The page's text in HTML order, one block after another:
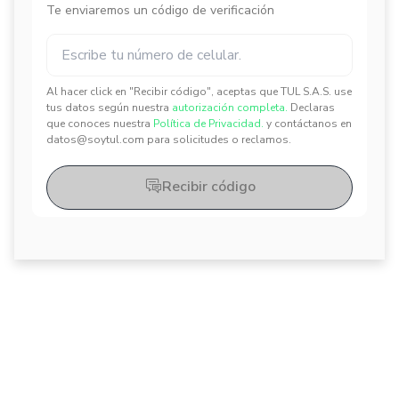
Te enviaremos un código de verificación
Al hacer click en "Recibir código", aceptas que TUL S.A.S. use
tus datos según nuestra autorización completa. Declaras
que conoces nuestra Política de Privacidad. y contáctanos en
datos@soytul.com para solicitudes o reclamos.
✕
✕
Recibir código